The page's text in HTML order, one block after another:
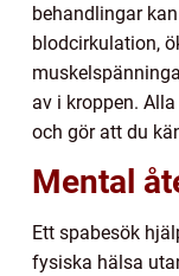
behandlingar
blodcirkulation,
av i kroppen.
och gör att du
Mental
Ett spabesök
fysiska hälsa